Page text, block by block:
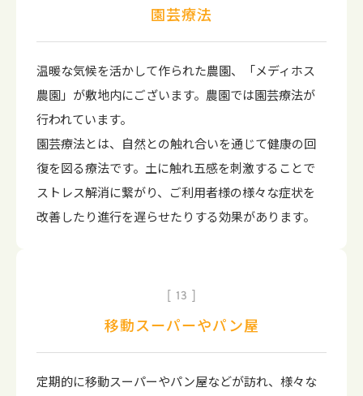
園芸療法
温暖な気候を活かして作られた農園、「メディホス
農園」が敷地内にございます。農園では園芸療法が
行われています。
園芸療法とは、自然との触れ合いを通じて健康の回
復を図る療法です。土に触れ五感を刺激することで
ストレス解消に繋がり、ご利用者様の様々な症状を
改善したり進行を遅らせたりする効果があります。
13
移動スーパーやパン屋
定期的に移動スーパーやパン屋などが訪れ、様々な